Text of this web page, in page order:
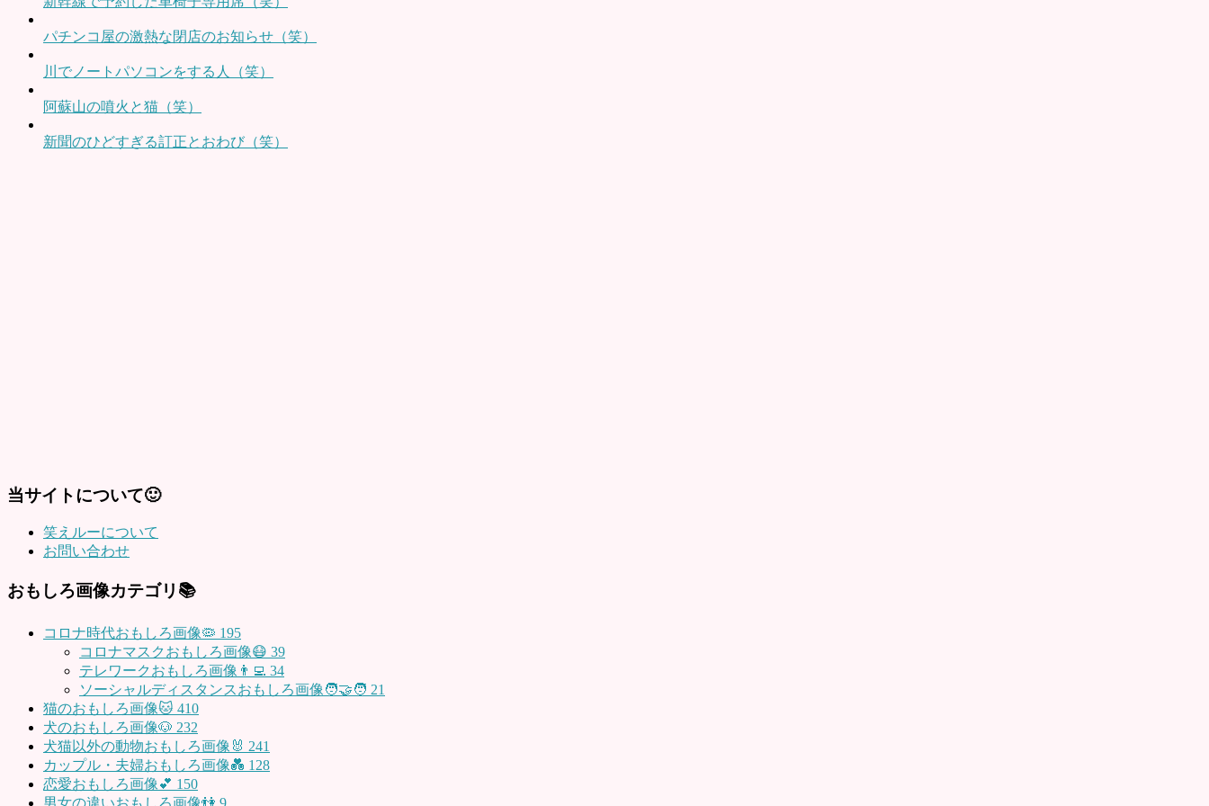
パチンコ屋の激熱な閉店のお知らせ（笑）
川でノートパソコンをする人（笑）
阿蘇山の噴火と猫（笑）
新聞のひどすぎる訂正とおわび（笑）
当サイトについて🙂
笑えルーについて
お問い合わせ
おもしろ画像カテゴリ📚
コロナ時代おもしろ画像🦠 195
コロナマスクおもしろ画像😷 39
テレワークおもしろ画像👨‍💻 34
ソーシャルディスタンスおもしろ画像🧑‍🤝‍🧑 21
猫のおもしろ画像🐱 410
犬のおもしろ画像🐶 232
犬猫以外の動物おもしろ画像🐰 241
カップル・夫婦おもしろ画像💑 128
恋愛おもしろ画像💕 150
男女の違いおもしろ画像👫 9